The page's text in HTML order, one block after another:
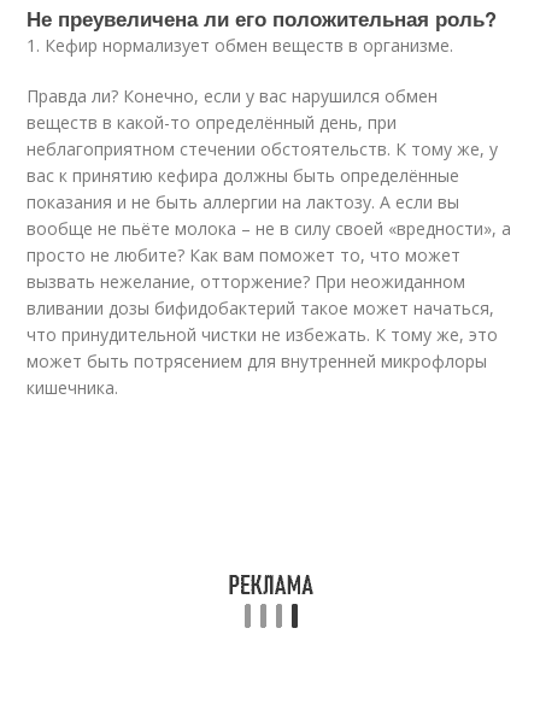
Не преувеличена ли его положительная роль?
1. Кефир нормализует обмен веществ в организме.
Правда ли? Конечно, если у вас нарушился обмен
веществ в какой-то определённый день, при
неблагоприятном стечении обстоятельств. К тому же, у
вас к принятию кефира должны быть определённые
показания и не быть аллергии на лактозу. А если вы
вообще не пьёте молока – не в силу своей «вредности», а
просто не любите? Как вам поможет то, что может
вызвать нежелание, отторжение? При неожиданном
вливании дозы бифидобактерий такое может начаться,
что принудительной чистки не избежать. К тому же, это
может быть потрясением для внутренней микрофлоры
кишечника.